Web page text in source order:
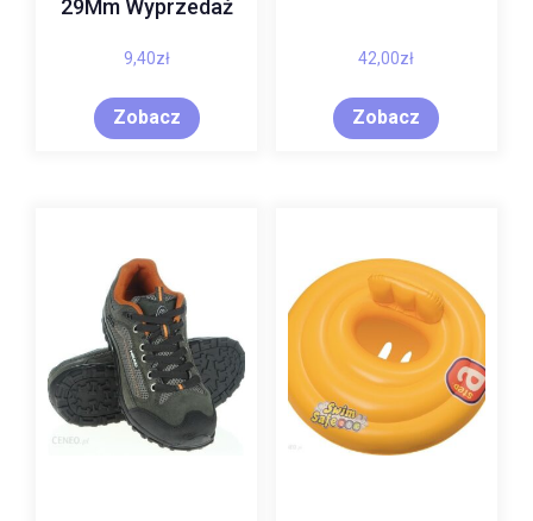
29Mm Wyprzedaż
9,40zł
Zobacz
42,00zł
Zobacz